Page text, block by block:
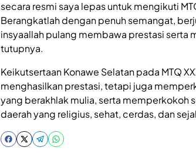
secara resmi saya lepas untuk mengikuti
Berangkatlah dengan penuh semangat,
insyaallah pulang membawa prestasi serta
tutupnya.
Keikutsertaan Konawe Selatan pada MTQ
menghasilkan prestasi, tetapi juga
yang berakhlak mulia, serta memperkokoh
daerah yang religius, sehat, cerdas, dan